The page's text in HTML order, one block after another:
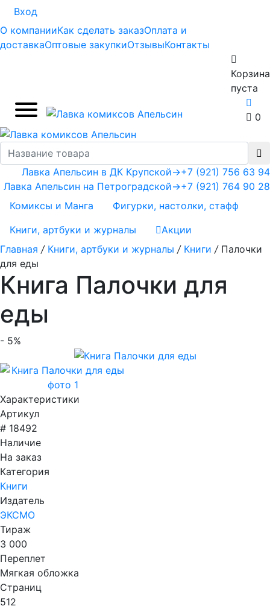
Вход
О компанииКак сделать заказОплата и
доставкаОптовые закупкиОтзывыКонтакты
Корзина
пуста
0
+7 (921) 756 63 94
+7 (921) 764 90 28
Лавка Апельсин в ДК Крупской→
Лавка Апельсин на Петроградской→
Комиксы и Манга
Фигурки, настолки, стафф
Книги, артбуки и журналы
Акции
Главная / Книги, артбуки и журналы / Книги / Палочки
для еды
Книга Палочки для
еды
- 5%
Характеристики
Артикул
# 18492
Наличие
На заказ
Категория
Книги
Издатель
ЭКСМО
Тираж
3 000
Переплет
Мягкая обложка
Страниц
512